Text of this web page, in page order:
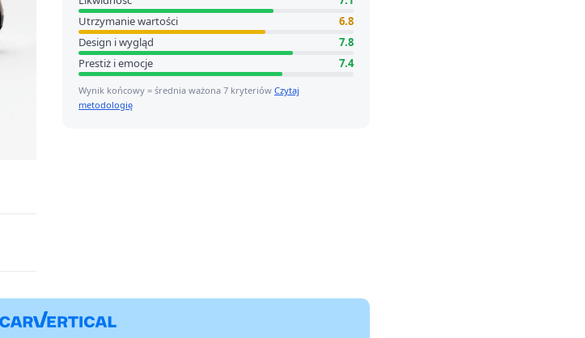
Utrzymanie wartości
6.8
Design i wygląd
7.8
Prestiż i emocje
7.4
Wynik końcowy = średnia ważona 7 kryteriów Czytaj
metodologię